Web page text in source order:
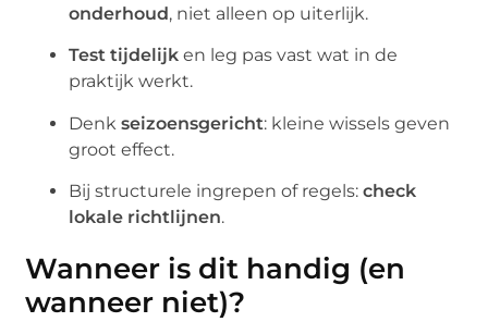
onderhoud, niet alleen op uiterlijk.
Test tijdelijk en leg pas vast wat in de
praktijk werkt.
Denkseizoensgericht: kleine wissels geven
groot effect.
Bij structurele ingrepen of regels:check
lokale richtlijnen.
Wanneer is dit handig (en
wanneer niet)?